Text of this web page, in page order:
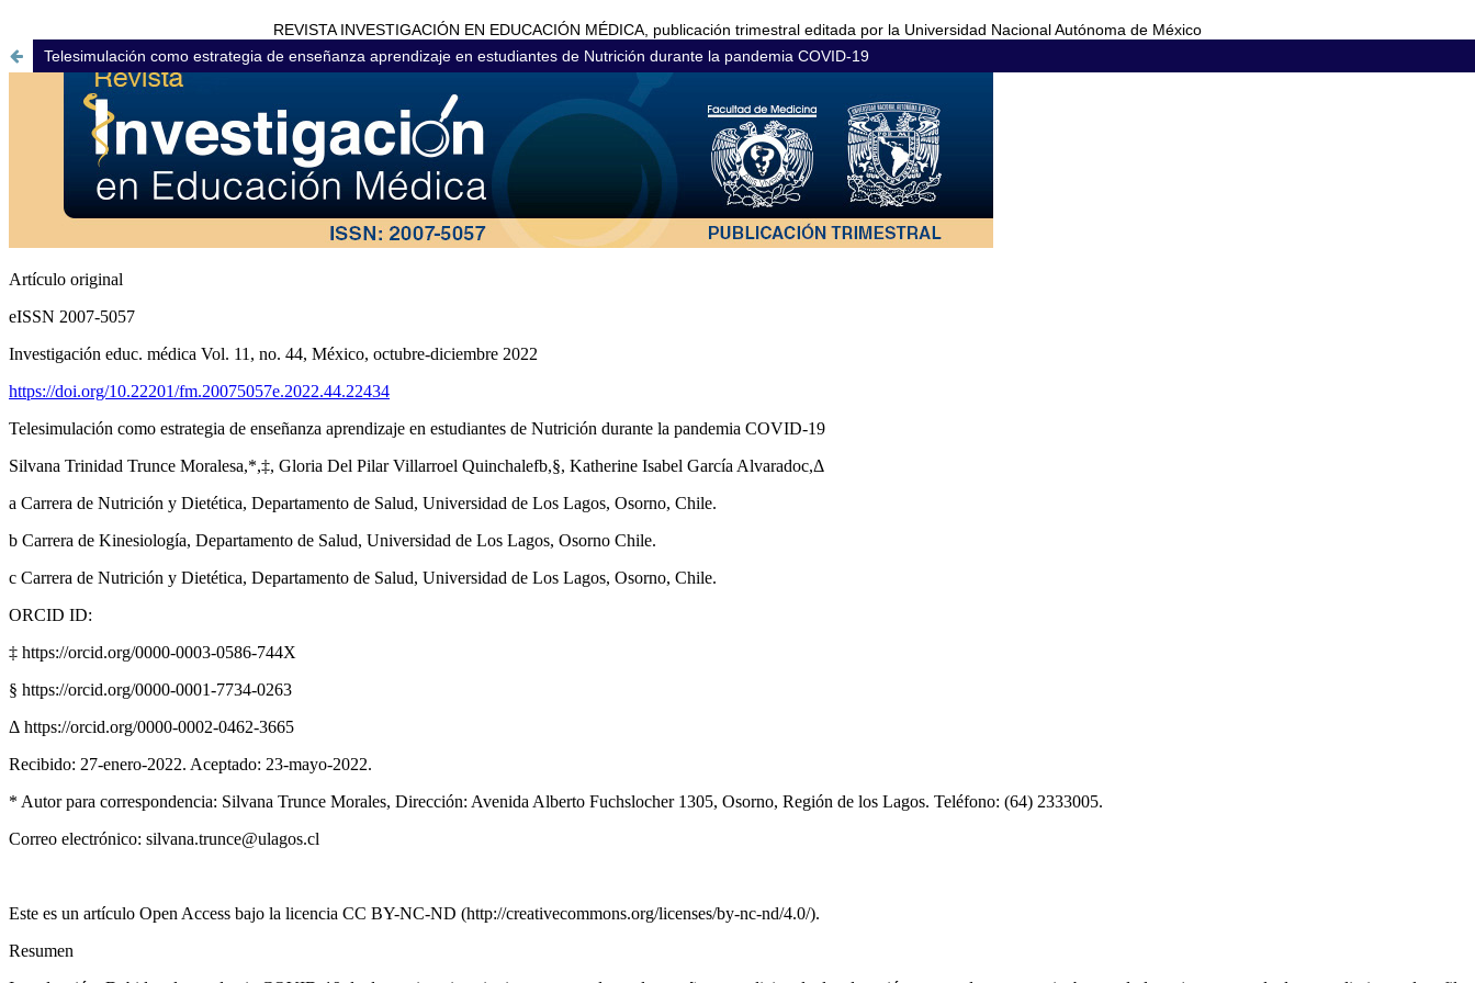
REVISTA INVESTIGACIÓN EN EDUCACIÓN MÉDICA, publicación trimestral editada por la Universidad Nacional Autónoma de México
Telesimulación como estrategia de enseñanza aprendizaje en estudiantes de Nutrición durante la pandemia COVID-19